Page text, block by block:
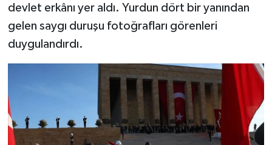
devlet erkânı yer aldı. Yurdun dört bir yanından
gelen saygı duruşu fotoğrafları görenleri
duygulandırdı.